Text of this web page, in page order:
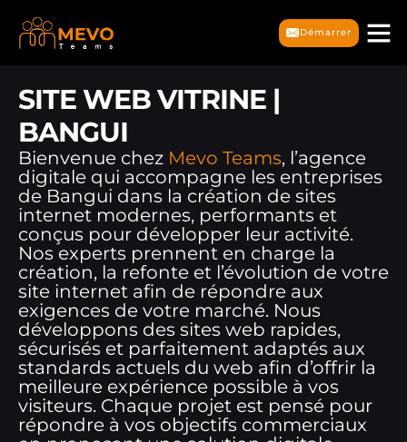
Démarrer
SITE WEB VITRINE |
BANGUI
Bienvenue chez Mevo Teams, l’agence
digitale qui accompagne les entreprises
de Bangui dans la création de sites
internet modernes, performants et
conçus pour développer leur activité.
Nos experts prennent en charge la
création, la refonte et l’évolution de votre
site internet afin de répondre aux
exigences de votre marché. Nous
développons des sites web rapides,
sécurisés et parfaitement adaptés aux
standards actuels du web afin d’offrir la
meilleure expérience possible à vos
visiteurs. Chaque projet est pensé pour
répondre à vos objectifs commerciaux